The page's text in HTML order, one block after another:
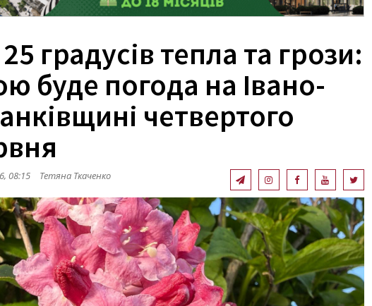
градусів тепла та грози:
буде погода на Івано-
четвертого
08:15 Тетяна Ткаченко